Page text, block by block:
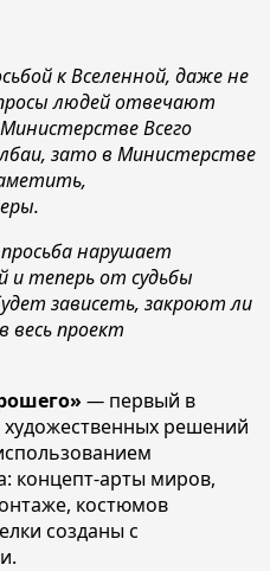
к Вселенной, даже не
людей отвечают
Всего
зато в Министерстве
нарушает
и теперь от судьбы
зависеть, закроют ли
весь проект
― первый в
решений
концепт-арты миров,
костюмов
созданы с